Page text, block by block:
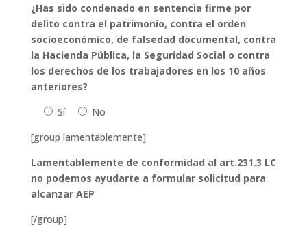
¿Has sido condenado en sentencia firme por
delito contra el patrimonio, contra el orden
socioeconómico, de falsedad documental, contra
la Hacienda Pública, la Seguridad Social o contra
los derechos de los trabajadores en los 10 años
anteriores?
Sí
No
[group lamentablemente]
Lamentablemente de conformidad al art.231.3 LC
no podemos ayudarte a formular solicitud para
alcanzar AEP
[/group]